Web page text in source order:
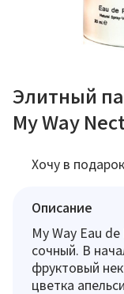
Элитный
My Way
Хочу в подарок
Описание
My Way Eau
сочный. В
фруктовый
цветка